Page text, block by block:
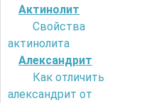
Актинолит
Свойства
актинолита
Александрит
Как отличить
александрит от